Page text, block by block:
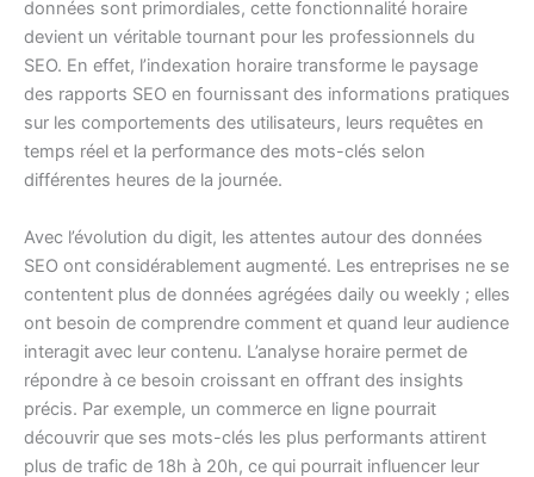
données sont primordiales, cette fonctionnalité horaire
devient un véritable tournant pour les professionnels du
SEO. En effet, l’indexation horaire transforme le paysage
des rapports SEO en fournissant des informations pratiques
sur les comportements des utilisateurs, leurs requêtes en
temps réel et la performance des mots-clés selon
différentes heures de la journée.
Avec l’évolution du digit, les attentes autour des données
SEO ont considérablement augmenté. Les entreprises ne se
contentent plus de données agrégées daily ou weekly ; elles
ont besoin de comprendre comment et quand leur audience
interagit avec leur contenu. L’analyse horaire permet de
répondre à ce besoin croissant en offrant des insights
précis. Par exemple, un commerce en ligne pourrait
découvrir que ses mots-clés les plus performants attirent
plus de trafic de 18h à 20h, ce qui pourrait influencer leur